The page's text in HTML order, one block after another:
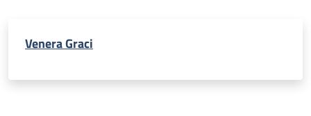
Venera Graci